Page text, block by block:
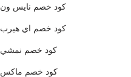
كود خصم نايس ون
كود خصم اي هيرب
كود خصم نمشي
كود خصم ماكس